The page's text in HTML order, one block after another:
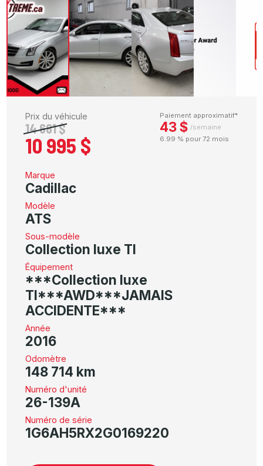
Prix du véhicule
14 681 $
10 995 $
Paiement approximatif*
43 $ /semaine
6.99 % pour 72 mois
Marque
Cadillac
Modèle
ATS
Sous-modèle
Collection luxe TI
Équipement
***Collection luxe
TI***AWD***JAMAIS
ACCIDENTE***
Année
2016
Odomètre
148 714 km
Numéro d'unité
26-139A
Numéro de série
1G6AH5RX2G0169220